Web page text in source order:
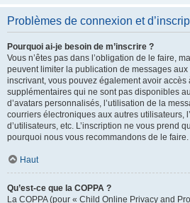
Problèmes de connexion et
Pourquoi ai-je besoin de m’inscrire ?
Vous n’êtes pas dans l’obligation de le faire,
peuvent limiter la publication de messages
inscrivant, vous pouvez également avoir accès
supplémentaires qui ne sont pas disponibles
d’avatars personnalisés, l’utilisation de la
courriers électroniques aux autres utilisateurs,
d’utilisateurs, etc. L’inscription ne vous prend
pourquoi nous vous recommandons de le faire.
Haut
Qu’est-ce que la COPPA ?
La COPPA (pour « Child Online Privacy and